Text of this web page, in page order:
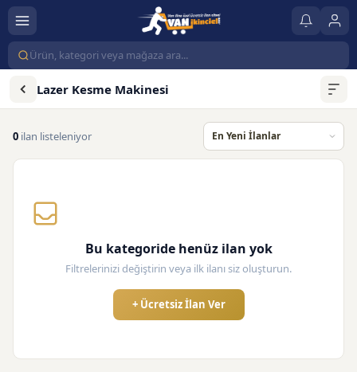
Lazer Kesme Makinesi
0 ilan listeleniyor
Bu kategoride henüz ilan yok
Filtrelerinizi değiştirin veya ilk ilanı siz oluşturun.
+ Ücretsiz İlan Ver